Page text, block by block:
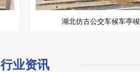
湖北仿古公交车候车亭竣
行业资讯